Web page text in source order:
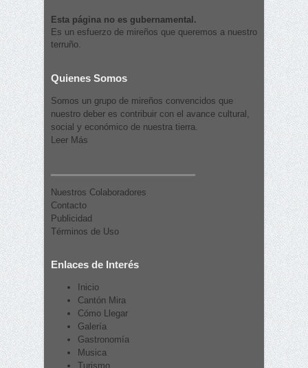
Esta página no es gubernamental.
Es un esfuerzo de mireños que queremos a nuestro
terruño.
Quienes Somos
Somos un grupo de mireños convencidos que
nuestro deber es contribuir con el avance cultural,
social y económico de nuestra tierra.
Leer Más
Nuestros Colaboradores
Contacto
Publicidad
Términos de Uso
Enlaces de Interés
Inicio
Cantón Mira
Cómo Llegar
Galería
Gastronomía
Musica
Turismo